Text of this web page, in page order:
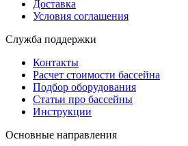
Доставка
Условия соглашения
Служба поддержки
Контакты
Расчет стоимости бассейна
Подбор оборудования
Статьи про бассейны
Инструкции
Основные направления